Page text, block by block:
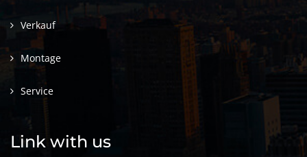
Verkauf
Montage
Service
Link with us